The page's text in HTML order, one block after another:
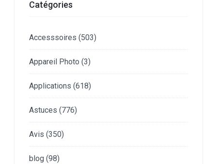
Catégories
Accesssoires (503)
Appareil Photo (3)
Applications (618)
Astuces (776)
Avis (350)
blog (98)